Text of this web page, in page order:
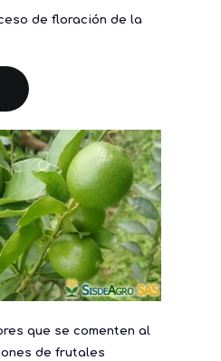
de floración de la
que se comenten al
de frutales